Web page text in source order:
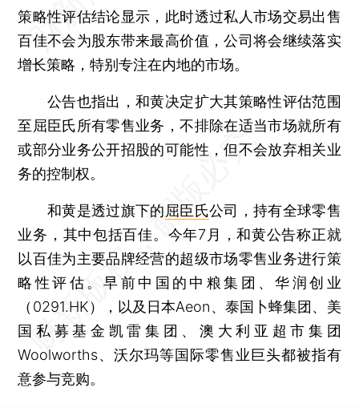
策略性评估结论显示，此时透过私人市场交易出售
百佳不会为股东带来最高价值，公司将会继续落实
增长策略，特别专注在内地的市场。
公告也指出，和黄决定扩大其策略性评估范围
至屈臣氏所有零售业务，不排除在适当市场就所有
或部分业务公开招股的可能性，但不会放弃相关业
务的控制权。
和黄是透过旗下的屈臣氏公司，持有全球零售
业务，其中包括百佳。今年7月，和黄公告称正就
以百佳为主要品牌经营的超级市场零售业务进行策
略性评估。早前中国的中粮集团、华润创业
（0291.HK），以及日本Aeon、泰国卜蜂集团、美
国私募基金凯雷集团、澳大利亚超市集团
Woolworths、沃尔玛等国际零售业巨头都被指有
意参与竞购。